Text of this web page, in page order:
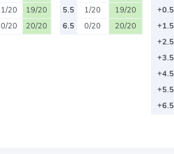
1/20
19/20
0/20 20/20
5.5
1/20
19/20
6.5
0/20 20/20
+0.5
+1.5
+2.5
+3.5
+4.5
+5.5
+6.5